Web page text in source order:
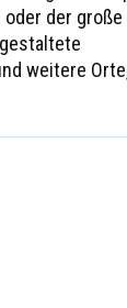
der große
weitere